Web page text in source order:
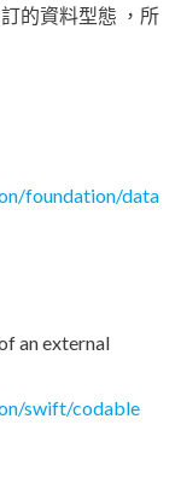
的資料型態 ，所
foundation/data
an external
swift/codable